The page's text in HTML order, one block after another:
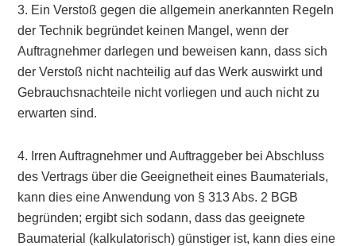
3. Ein Verstoß gegen die allgemein anerkannten Regeln
der Technik begründet keinen Mangel, wenn der
Auftragnehmer darlegen und beweisen kann, dass sich
der Verstoß nicht nachteilig auf das Werk auswirkt und
Gebrauchsnachteile nicht vorliegen und auch nicht zu
erwarten sind.
4. Irren Auftragnehmer und Auftraggeber bei Abschluss
des Vertrags über die Geeignetheit eines Baumaterials,
kann dies eine Anwendung von § 313 Abs. 2 BGB
begründen; ergibt sich sodann, dass das geeignete
Baumaterial (kalkulatorisch) günstiger ist, kann dies eine